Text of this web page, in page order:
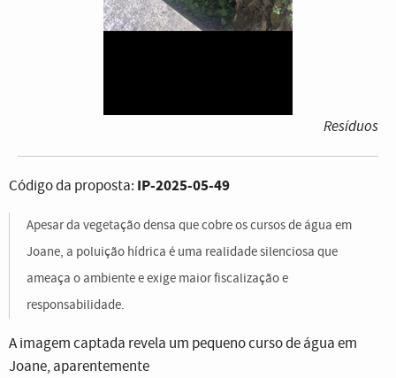
Resíduos
Código da proposta: IP-2025-05-49
Apesar da vegetação densa que cobre os cursos de água em
Joane, a poluição hídrica é uma realidade silenciosa que
ameaça o ambiente e exige maior fiscalização e
responsabilidade.
A imagem captada revela um pequeno curso de água em
Joane, aparentemente